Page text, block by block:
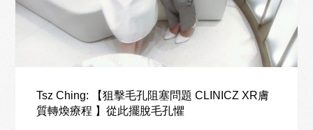
Tsz Ching: 【狙擊毛孔阻塞問題 CLINICZ XR膚
質轉煥療程 】從此擺脫毛孔懼